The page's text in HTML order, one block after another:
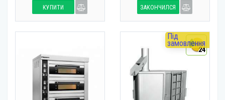
КУПИТИ ЗАКОНЧИЛСЯ
Під
замовлення
24